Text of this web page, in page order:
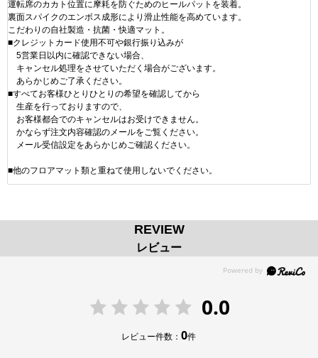
運転席のカカト位置に摩耗を防ぐためのヒールパットを装着。
裏面スパイクのエンボス成形により滑止性能を高めています。
こだわりの自社製造・抗菌・快適マット。
■クレジットカード使用不可や銀行振り込みが
5営業日以内に確認できない場合、
キャンセル処理をさせていただく場合がございます。
あらかじめご了承ください。
■すべてお客様ひとりひとりの希望を確認してから
生産を行っておりますので、
お客様都合でのキャンセルはお受けできません。
かならず注文内容確認のメールをご覧ください。
メール受信設定をあらかじめご確認ください。
■他のフロアマット類と重ねて使用しないでください。
REVIEW
レビュー
0.0
レビュー件数：0件